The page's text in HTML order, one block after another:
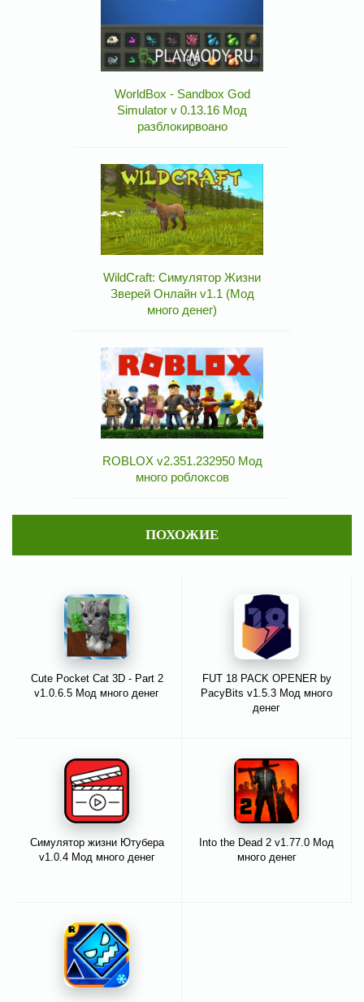
WorldBox - Sandbox God
Simulator v 0.13.16 Мод
разблокирвоано
WildCraft: Симулятор Жизни
Зверей Онлайн v1.1 (Мод
много денег)
ROBLOX v2.351.232950 Мод
много роблоксов
ПОХОЖИЕ
Cute Pocket Cat 3D - Part 2
v1.0.6.5 Мод много денег
FUT 18 PACK OPENER by
PacyBits v1.5.3 Мод много
денег
Симулятор жизни Ютубера
v1.0.4 Мод много денег
Into the Dead 2 v1.77.0 Мод
много денег